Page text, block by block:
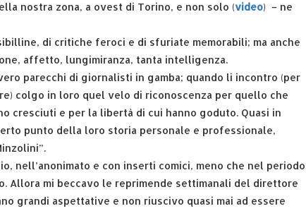
nostra zona, a ovest di Torino, e non solo (video) – ne
di critiche feroci e di sfuriate memorabili; ma anche
affetto, lungimiranza, tanta intelligenza.
parecchi di giornalisti in gamba; quando li incontro (per
colgo in loro quel velo di riconoscenza per quello che
cresciuti e per la libertà di cui hanno goduto. Quasi in
punto della loro storia personale e professionale,
nell’anonimato e con inserti comici, meno che nel periodo
Allora mi beccavo le reprimende settimanali del direttore
grandi aspettative e non riuscivo quasi mai ad essere